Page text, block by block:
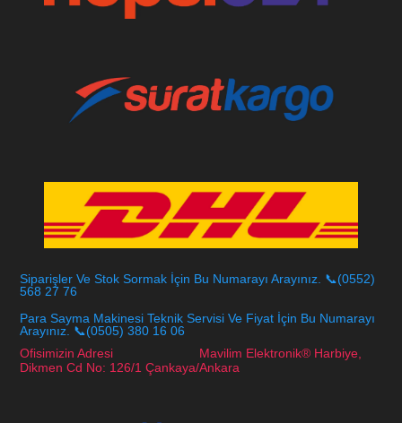
Siparişler Ve Stok Sormak İçin Bu Numarayı Arayınız. 📞(0552)
568 27 76
Para Sayma Makinesi Teknik Servisi Ve Fiyat İçin Bu Numarayı
Arayınız. 📞(0505) 380 16 06
Ofisimizin Adresi Mavilim Elektronik® Harbiye,
Dikmen Cd No: 126/1 Çankaya/Ankara